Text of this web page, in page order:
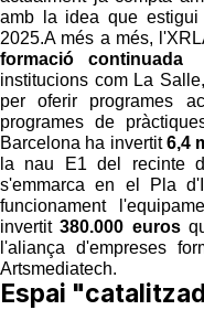
amb la idea que estigui
2025.A més a més,
formació continuada i
institucions com La
per oferir programes
programes de
Barcelona ha invertit6,4
la nau E1 del recinte
s'emmarca en el Pla
funcionament
invertit380.000 euros
l'aliança d'empreses
Artsmediatech.
Espai